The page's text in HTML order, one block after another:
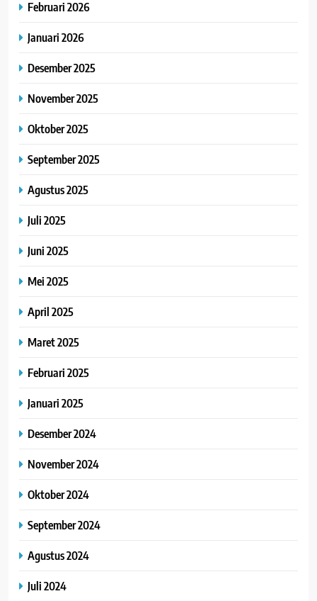
Februari 2026
Januari 2026
Desember 2025
November 2025
Oktober 2025
September 2025
Agustus 2025
Juli 2025
Juni 2025
Mei 2025
April 2025
Maret 2025
Februari 2025
Januari 2025
Desember 2024
November 2024
Oktober 2024
September 2024
Agustus 2024
Juli 2024